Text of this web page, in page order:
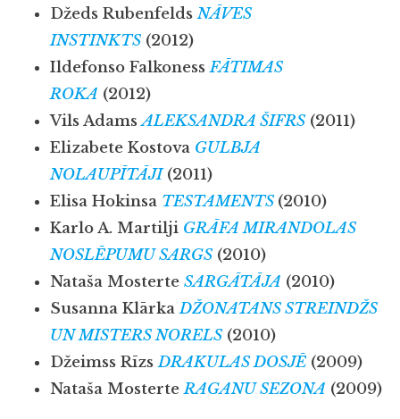
Džeds RubenfeldsNĀVES
INSTINKTS (2012)
Ildefonso FalkonessFĀTIMAS
ROKA (2012)
Vils AdamsALEKSANDRA ŠIFRS (2011)
Elizabete Kostova GULBJA
NOLAUPĪTĀJI(2011)
Elisa Hokinsa TESTAMENTS (2010)
Karlo A. Martilji GRĀFA MIRANDOLAS
NOSLĒPUMU SARGS (2010)
Nataša Mosterte SARGĀTĀJA (2010)
Susanna KlārkaDŽONATANS STREINDŽS
UN MISTERS NORELS (2010)
Džeimss RīzsDRAKULAS DOSJĒ (2009)
Nataša MosterteRAGANU SEZONA (2009)